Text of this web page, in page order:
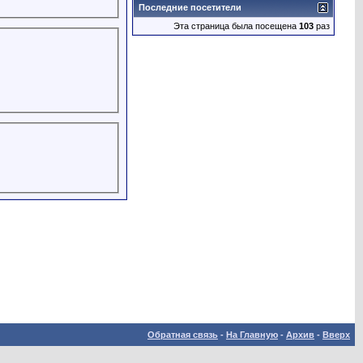
Последние посетители
Эта страница была посещена 103 раз
Обратная связь - На Главную - Архив - Вверх